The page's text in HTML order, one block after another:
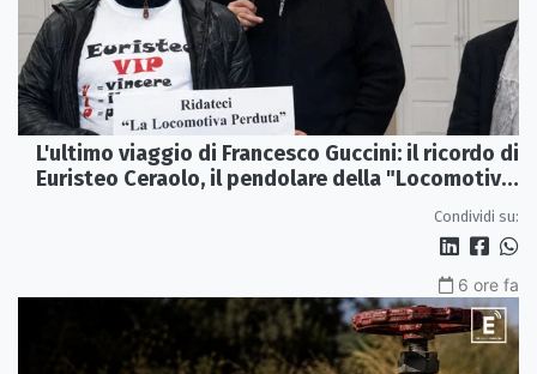
L'ultimo viaggio di Francesco Guccini: il ricordo di
Euristeo Ceraolo, il pendolare della "Locomotiva
Condividi su:
6 ore fa